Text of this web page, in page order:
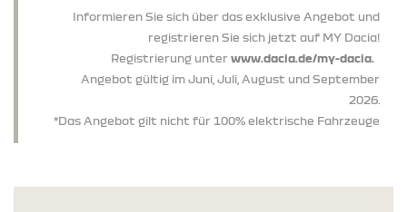
Informieren Sie sich über das exklusive Angebot und
registrieren Sie sich jetzt auf MY Dacia!
Registrierung unter www.dacia.de/my-dacia.
Angebot gültig im Juni, Juli, August und September
2026.
*Das Angebot gilt nicht für 100% elektrische Fahrzeuge